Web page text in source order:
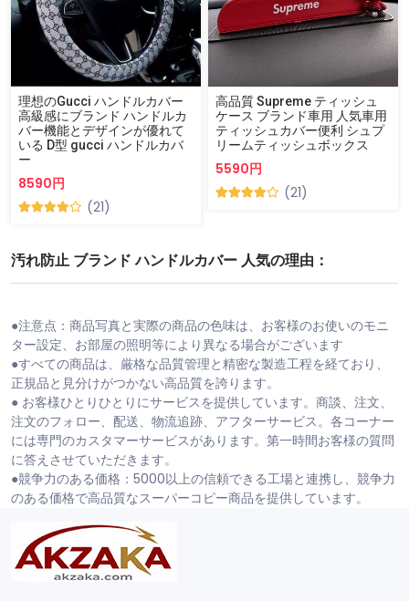
理想のGucci ハンドルカバー
高級感にブランド ハンドルカ
バー機能とデザインが優れて
いる D型 gucci ハンドルカバ
ー
8590円
(21)
高品質 Supreme ティッシュ
ケース ブランド車用 人気車用
ティッシュカバー便利 シュプ
リームティッシュボックス
5590円
(21)
汚れ防止 ブランド ハンドルカバー 人気の理由：
●注意点：商品写真と実際の商品の色味は、お客様のお使いのモニ
ター設定、お部屋の照明等により異なる場合がございます
●すべての商品は、厳格な品質管理と精密な製造工程を経ており、
正規品と見分けがつかない高品質を誇ります。
● お客様ひとりひとりにサービスを提供しています。商談、注文、
注文のフォロー、配送、物流追跡、アフターサービス。各コーナー
には専門のカスタマーサービスがあります。第一時間お客様の質問
に答えさせていただきます。
●競争力のある価格：5000以上の信頼できる工場と連携し、競争力
のある価格で高品質なスーパーコピー商品を提供しています。